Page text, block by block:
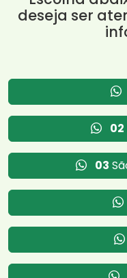
deseja ser
02
03